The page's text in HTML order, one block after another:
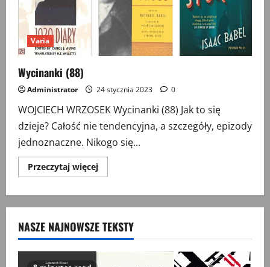
Varia
Wycinanki (88)
Administrator 24 stycznia 2023 0
WOJCIECH WRZOSEK Wycinanki (88) Jak to się
dzieje? Całość nie tendencyjna, a szczegóły, epizody
jednoznaczne. Nikogo się...
Przeczytaj więcejPrzeczytaj
więcej
NASZE NAJNOWSZE TEKSTY